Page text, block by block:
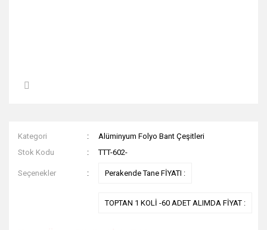
Kategori
Alüminyum Folyo Bant Çeşitleri
Stok Kodu
TTT-602-
Seçenekler Perakende Tane FİYATI :
TOPTAN 1 KOLİ -60 ADET ALIMDA FİYAT :